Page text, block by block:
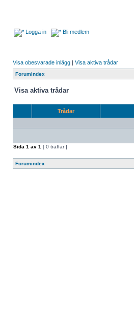
Logga in Bli medlem
Visa obesvarade inlägg | Visa aktiva trådar
Forumindex
Visa aktiva trådar
Trådar
Sida 1 av 1 [ 0 träffar ]
Forumindex